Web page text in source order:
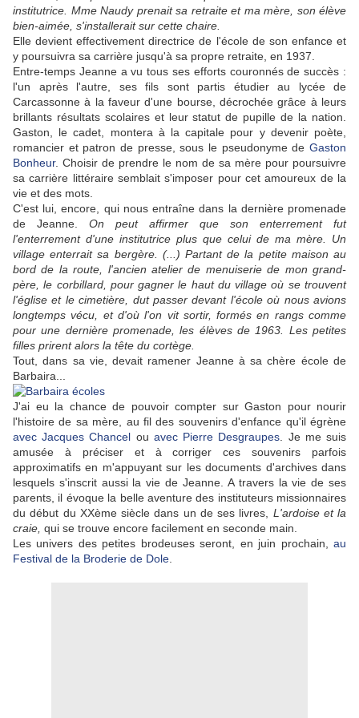
institutrice. Mme Naudy prenait sa retraite et ma mère, son élève
bien-aimée, s'installerait sur cette chaire.
Elle devient effectivement directrice de l'école de son enfance et
y poursuivra sa carrière jusqu'à sa propre retraite, en 1937.
Entre-temps Jeanne a vu tous ses efforts couronnés de succès :
l'un après l'autre, ses fils sont partis étudier au lycée de
Carcassonne à la faveur d'une bourse, décrochée grâce à leurs
brillants résultats scolaires et leur statut de pupille de la nation.
Gaston, le cadet, montera à la capitale pour y devenir poète,
romancier et patron de presse, sous le pseudonyme de Gaston
Bonheur. Choisir de prendre le nom de sa mère pour poursuivre
sa carrière littéraire semblait s'imposer pour cet amoureux de la
vie et des mots.
C'est lui, encore, qui nous entraîne dans la dernière promenade
de Jeanne. On peut affirmer que son enterrement fut
l'enterrement d'une institutrice plus que celui de ma mère. Un
village enterrait sa bergère. (...) Partant de la petite maison au
bord de la route, l'ancien atelier de menuiserie de mon grand-
père, le corbillard, pour gagner le haut du village où se trouvent
l'église et le cimetière, dut passer devant l'école où nous avions
longtemps vécu, et d'où l'on vit sortir, formés en rangs comme
pour une dernière promenade, les élèves de 1963. Les petites
filles prirent alors la tête du cortège.
Tout, dans sa vie, devait ramener Jeanne à sa chère école de
Barbaira...
J'ai eu la chance de pouvoir compter sur Gaston pour nourir
l'histoire de sa mère, au fil des souvenirs d'enfance qu'il égrène
avec Jacques Chancel ou avec Pierre Desgraupes . Je me suis
amusée à préciser et à corriger ces souvenirs parfois
approximatifs en m'appuyant sur les documents d'archives dans
lesquels s'inscrit aussi la vie de Jeanne. A travers la vie de ses
parents, il évoque la belle aventure des instituteurs missionnaires
du début du XXème siècle dans un de ses livres, L'ardoise et la
craie, qui se trouve encore facilement en seconde main.
Les univers des petites brodeuses seront, en juin prochain, au
Festival de la Broderie de Dole